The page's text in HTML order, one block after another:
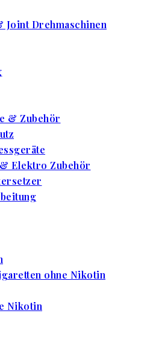
Joint Drehmaschinen
& Zubehör
Elektro Zubehör
ohne Nikotin
Nikotin